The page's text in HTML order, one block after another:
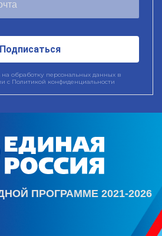
Подписаться
на обработку персональных данных в
с Политикой конфиденциальности
ПРОГРАММЕ 2021-2026